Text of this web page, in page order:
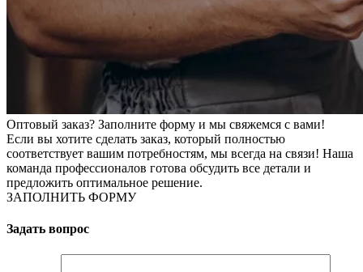
Оптовый заказ? Заполните форму и мы свяжемся с вами!
Если вы хотите сделать заказ, который полностью
соответствует вашим потребностям, мы всегда на связи! Наша
команда профессионалов готова обсудить все детали и
предложить оптимальное решение.
ЗАПОЛНИТЬ ФОРМУ
Задать вопрос